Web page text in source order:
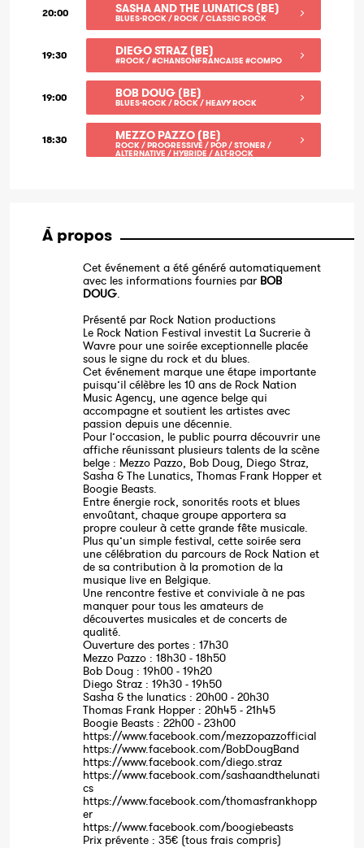
20:00 SASHA AND THE LUNATICS (BE)
BLUES-ROCK / ROCK / CLASSIC ROCK
19:30 DIEGO STRAZ (BE)
#ROCK / #CHANSONFRANCAISE #COMPO
19:00 BOB DOUG (BE)
BLUES-ROCK / ROCK / HEAVY ROCK
18:30 MEZZO PAZZO (BE)
ROCK / PROGRESSIVE / POP / STONER /
ALTERNATIVE / HYBRIDE / ALT-ROCK
À propos
Cet événement a été généré automatiquement
avec les informations fournies par BOB
DOUG.
Présenté par Rock Nation productions
Le Rock Nation Festival investit La Sucrerie à
Wavre pour une soirée exceptionnelle placée
sous le signe du rock et du blues.
Cet événement marque une étape importante
puisqu’il célèbre les 10 ans de Rock Nation
Music Agency, une agence belge qui
accompagne et soutient les artistes avec
passion depuis une décennie.
Pour l’occasion, le public pourra découvrir une
affiche réunissant plusieurs talents de la scène
belge : Mezzo Pazzo, Bob Doug, Diego Straz,
Sasha & The Lunatics, Thomas Frank Hopper et
Boogie Beasts.
Entre énergie rock, sonorités roots et blues
envoûtant, chaque groupe apportera sa
propre couleur à cette grande fête musicale.
Plus qu’un simple festival, cette soirée sera
une célébration du parcours de Rock Nation et
de sa contribution à la promotion de la
musique live en Belgique.
Une rencontre festive et conviviale à ne pas
manquer pour tous les amateurs de
découvertes musicales et de concerts de
qualité.
Ouverture des portes : 17h30
Mezzo Pazzo : 18h30 - 18h50
Bob Doug : 19h00 - 19h20
Diego Straz : 19h30 - 19h50
Sasha & the lunatics : 20h00 - 20h30
Thomas Frank Hopper : 20h45 - 21h45
Boogie Beasts : 22h00 - 23h00
https://www.facebook.com/mezzopazzofficial
https://www.facebook.com/BobDougBand
https://www.facebook.com/diego.straz
https://www.facebook.com/sashaandthelunati
cs
https://www.facebook.com/thomasfrankhopp
er
https://www.facebook.com/boogiebeasts
Prix prévente : 35€ (tous frais compris)